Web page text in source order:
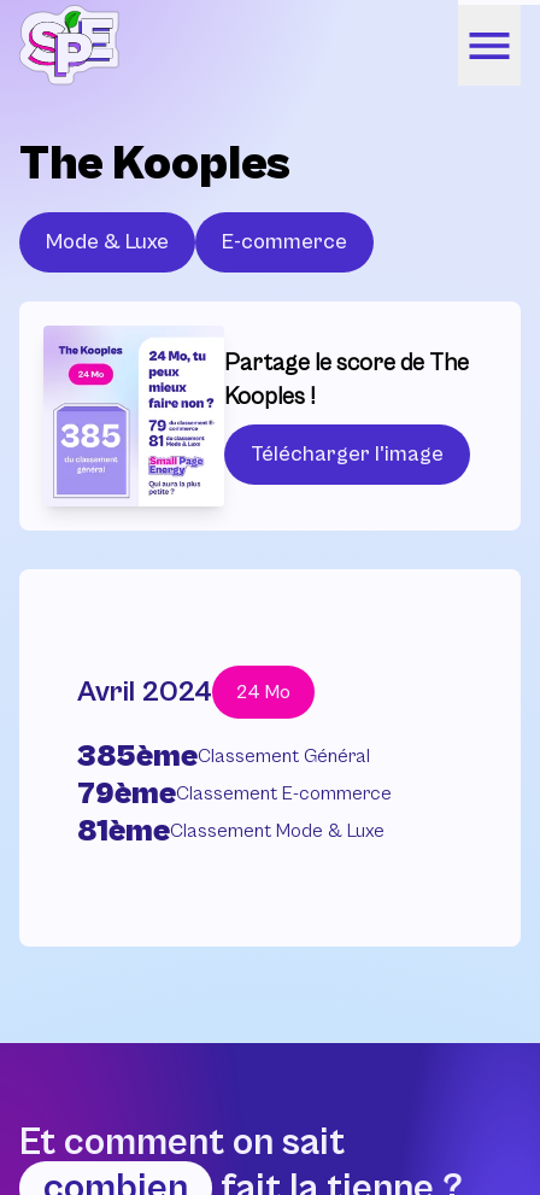
The Kooples
Mode & Luxe E-commerce
Partage le score de The
Kooples !
Télécharger l'image
Avril 2024 24 Mo
385èmeClassement Général
79èmeClassement E-commerce
81èmeClassement Mode & Luxe
Et comment on sait